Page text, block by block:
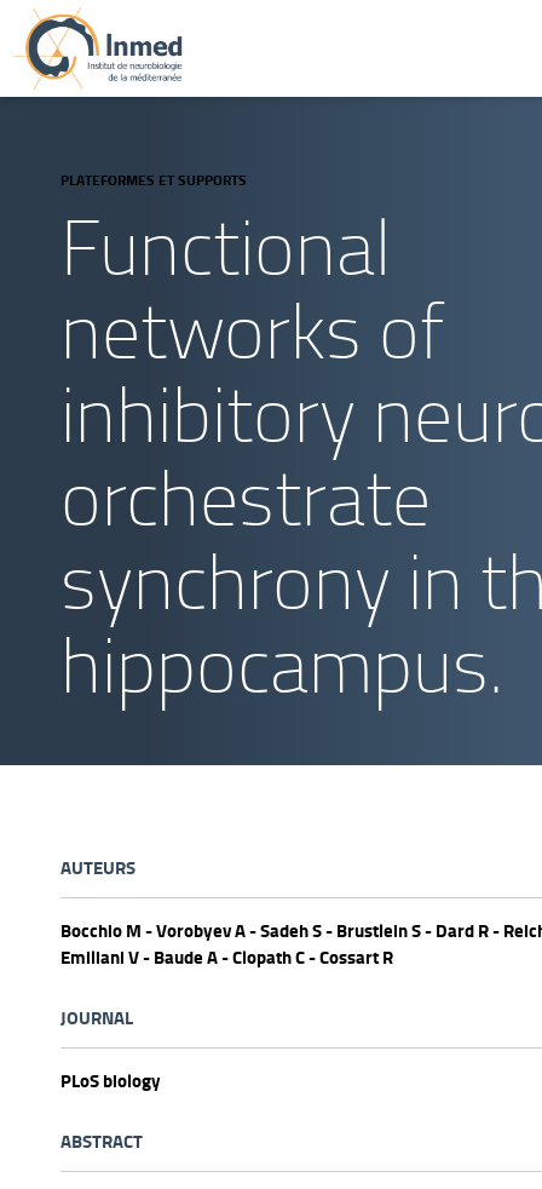
PLATEFORMES ET SUPPORTS
Functional
networks of
inhibitory
orchestrate
synchrony in
hippocampus.
AUTEURS
Bocchio M - Vorobyev A - Sadeh S - Brustlein S - Dard R -
Emiliani V - Baude A - Clopath C - Cossart R
JOURNAL
PLoS biology
ABSTRACT